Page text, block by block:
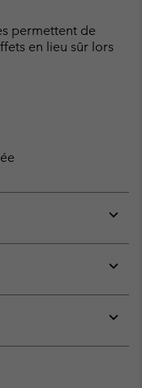
permettent de
en lieu sûr lors
or
or
or